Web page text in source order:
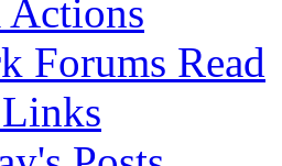
Actions
Forums Read